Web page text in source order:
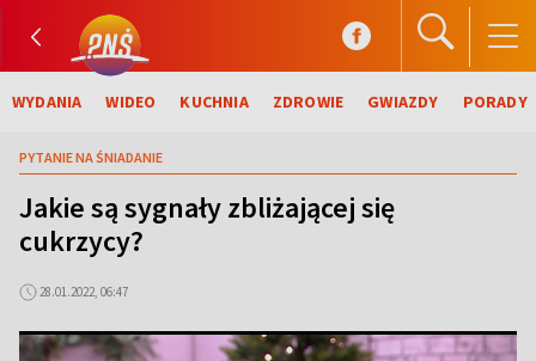
WYDANIA WIDEO KUCHNIA ZDROWIE GWIAZDY PORADY
PYTANIE NA ŚNIADANIE
Jakie są sygnały zbliżającej się
cukrzycy?
28.01.2022, 06:47